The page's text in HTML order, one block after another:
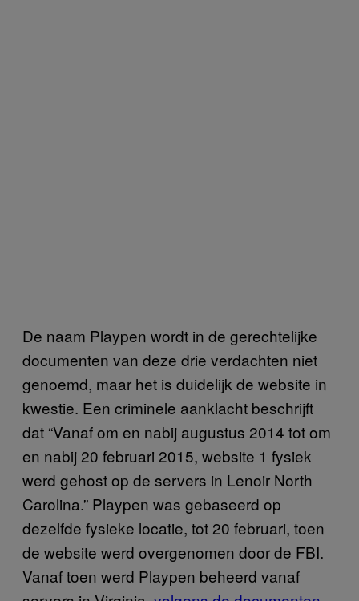
De naam Playpen wordt in de gerechtelijke
documenten van deze drie verdachten niet
genoemd, maar het is duidelijk de website in
kwestie. Een criminele aanklacht beschrijft
dat “Vanaf om en nabij augustus 2014 tot om
en nabij 20 februari 2015, website 1 fysiek
werd gehost op de servers in Lenoir North
Carolina.” Playpen was gebaseerd op
dezelfde fysieke locatie, tot 20 februari, toen
de website werd overgenomen door de FBI.
Vanaf toen werd Playpen beheerd vanaf